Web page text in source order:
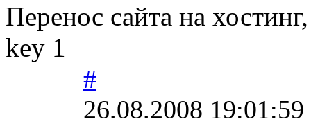
Перенос сайта на
key 1
#
26.08.2008 19:01:59